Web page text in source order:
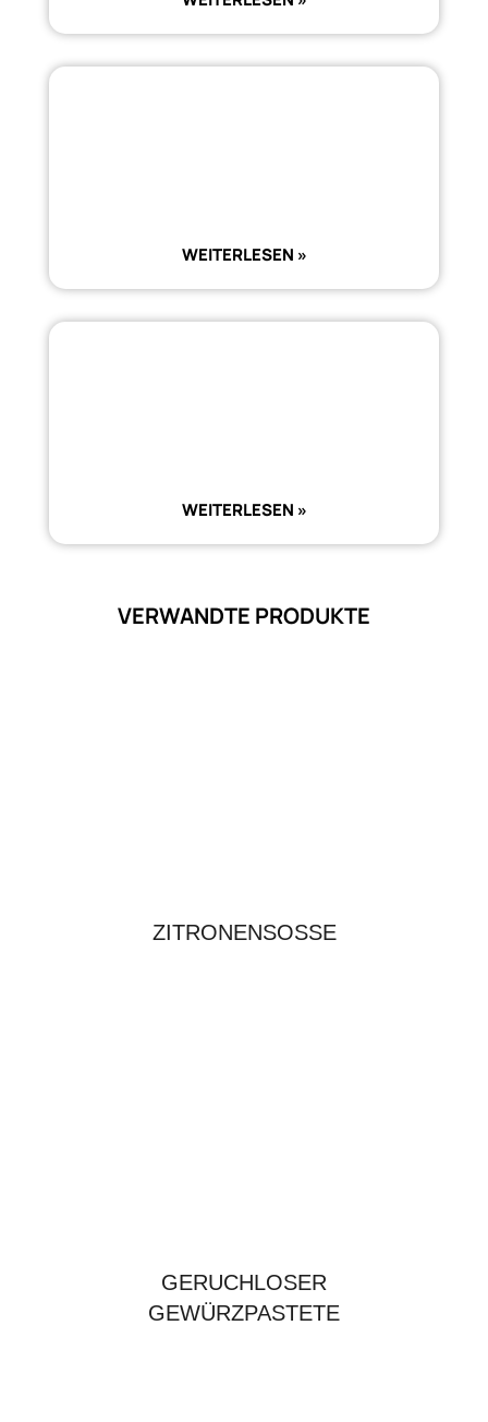
WEITERLESEN »
WEITERLESEN »
VERWANDTE PRODUKTE
ZITRONENSOSSE
GERUCHLOSER
GEWÜRZPASTETE